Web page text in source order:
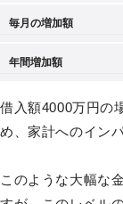
毎月の増加額
年間増加額
借入額4000万円の
め、家計へのイン
このような大幅な